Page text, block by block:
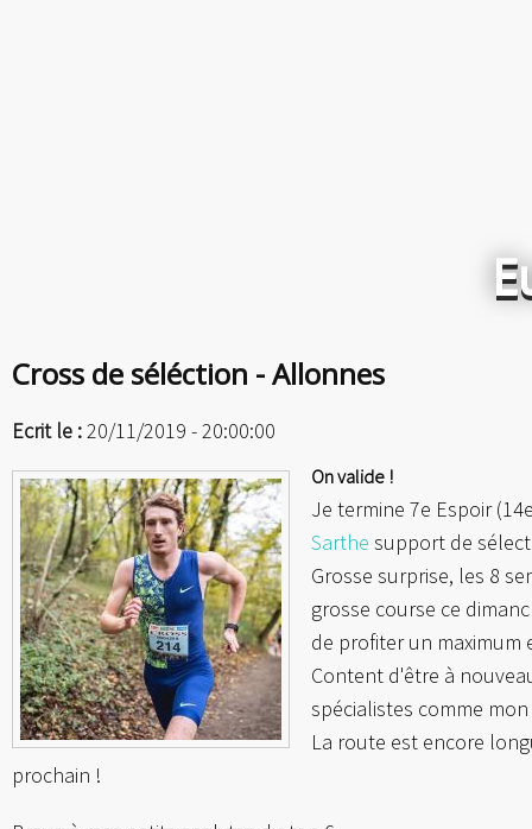
Cross de séléction - Allonnes
Ecrit le :20/11/2019 - 20:00:00
On valide !
Je termine 7e Espoir
Sarthe support de
Grosse surprise, les 8
grosse course ce
de profiter un
Content d'être à
spécialistes comme
La route est encore
prochain !